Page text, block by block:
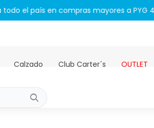
a PYG 450.000
Calzado Club Carter´s OUTLET